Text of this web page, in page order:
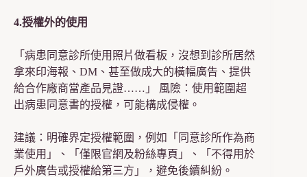
4.授權外的使用
「病患同意診所使用照片做看板，沒想到診所居然
拿來印海報、DM、甚至做成大的橫幅廣告、提供
給合作廠商當產品見證……」 風險：使用範圍超
出病患同意書的授權，可能構成侵權。
建議：明確界定授權範圍，例如「同意診所作為商
業使用」、「僅限官網及粉絲專頁」、「不得用於
戶外廣告或授權給第三方」，避免後續糾紛。